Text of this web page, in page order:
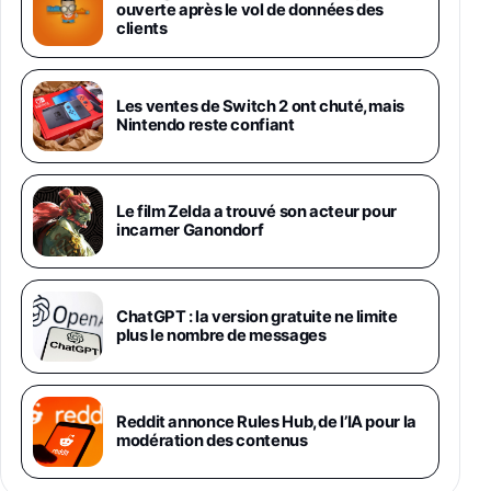
Smartphone déverrouillé, Noir, Version FR
1019€
Galaxy S26 Ultra 512 Go Bleu
1019€1399€ Fnac (Vendeur Tiers)
Galaxy S26 Ultra 256 Go Violet
892€1199€Fnac (Vendeur Tiers)
Philips SHK2000BL - Casque Enfant - Bleu &
Répartiteur Audio 5 Casques, Blanc
24,94€29,96€Fnac (Vendeur Tiers)
Asus RT-AC59U Routeur sans Fil Double
Bande Gigabit (Serveur et Client VPN, Triple
Vlan, Mode Point d'accès et Bridge, contrôle
Parental, Qos)
39,72€50,42€Amazon
ouverte après le vol de données des
clients
Les ventes de Switch 2 ont chuté, mais
Nintendo reste confiant
Le film Zelda a trouvé son acteur pour
incarner Ganondorf
ChatGPT : la version gratuite ne limite
plus le nombre de messages
Reddit annonce Rules Hub, de l’IA pour la
modération des contenus